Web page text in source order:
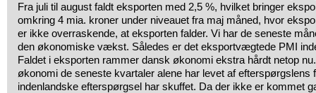
Fra juli til august faldt eksporten med 2,5 %, hvilket bringer
omkring 4 mia. kroner under niveauet fra maj måned, hvor
er ikke overraskende, at eksporten falder. Vi har de seneste
den økonomiske vækst. Således er det eksportvægtede PMI
Faldet i eksporten rammer dansk økonomi ekstra hårdt netop
økonomi de seneste kvartaler alene har levet af efterspørgslens
indenlandske efterspørgsel har skuffet. Da der ikke er kommet